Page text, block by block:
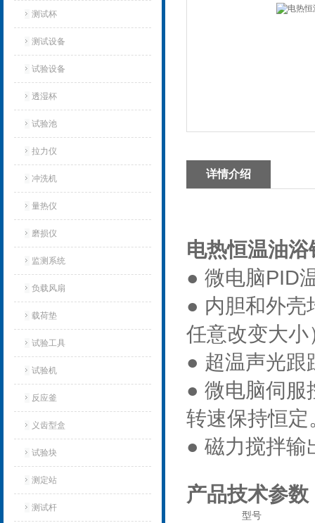
测试杯
测试设备
试验设备
透湿杯
试验池
拉力仪
冲洗机
量热仪
磨损仪
监测系统
负载风扇
载荷垫
试验工具
试验机‌
反应釜
义齿型盒
试验块
测定站‌
测试杆
详情介绍
电热恒温油
● 微电脑PID
● 内胆和外壳
任意改变大小
● 超温声光跟
● 微电脑伺服
转速保持恒
● 磁力搅拌输
产品技术参数
型号